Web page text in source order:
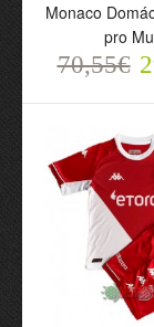
Oficiální
AS
2022-23
Monaco
pro
70,55€